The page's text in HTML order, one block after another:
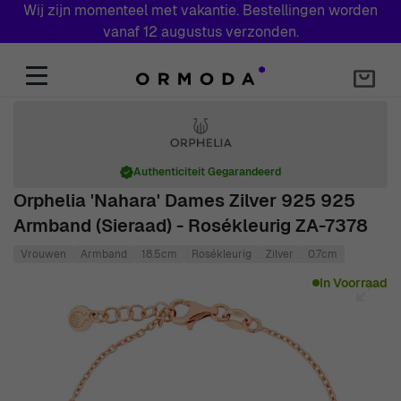
Wij zijn momenteel met vakantie. Bestellingen worden
vanaf 12 augustus verzonden.
Orphelia 'Nahara' Dames Zilver 925 925
Armband (sieraad) - Rosékleurig ZA-7378
Authenticiteit Gegarandeerd
Vrouwen Armband 18.5cm Rosékleurig Zilver 0.7cm
In Voorraad